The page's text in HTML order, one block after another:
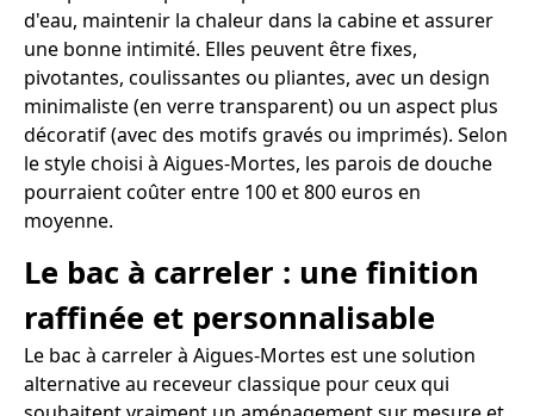
d'eau, maintenir la chaleur dans la cabine et assurer
une bonne intimité. Elles peuvent être fixes,
pivotantes, coulissantes ou pliantes, avec un design
minimaliste (en verre transparent) ou un aspect plus
décoratif (avec des motifs gravés ou imprimés). Selon
le style choisi à Aigues-Mortes, les parois de douche
pourraient coûter entre 100 et 800 euros en
moyenne.
Le bac à carreler : une finition
raffinée et personnalisable
Le bac à carreler à Aigues-Mortes est une solution
alternative au receveur classique pour ceux qui